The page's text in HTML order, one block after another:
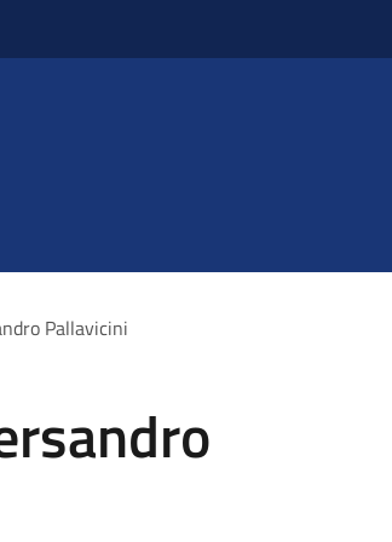
Pallavicini